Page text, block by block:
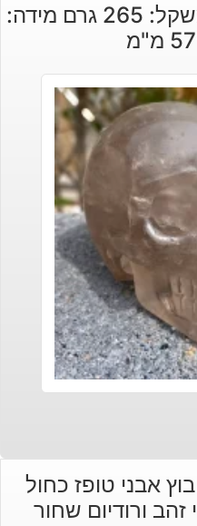
גולגולת סמוקי קוורץ משקל: 265 גרם מידה:
אבני טופז כחול
ורודיום שחור